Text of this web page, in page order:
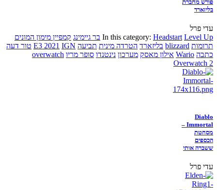
פורש מחברת
בליזארד
עדי פרל
In this category: Headstart Level Up בר גיימינג קמפיין מימון המונים
תרומות blizzard בליזארד הטרדה מינית תביעה E3 2021 IGN
טור דעה
כתבה Wario אילון מאסק מערכון נינטנדו סופר מריו overwatch
Overwatch 2
Diablo
Immortal –
מסחטת
הכספים
ששברה אותי
עדי פרל